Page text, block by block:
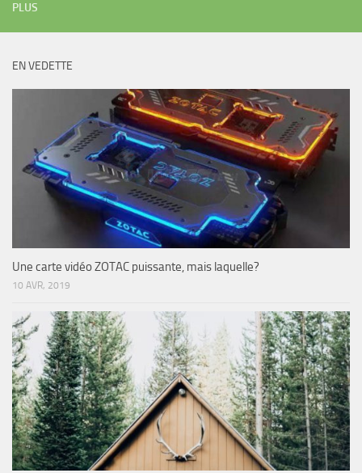
PLUS
EN VEDETTE
Une carte vidéo ZOTAC puissante, mais laquelle?
10 AVR, 2019